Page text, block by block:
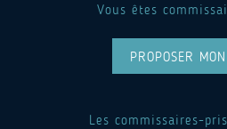
Vous êtes
PROPOSER
Les commissaires-